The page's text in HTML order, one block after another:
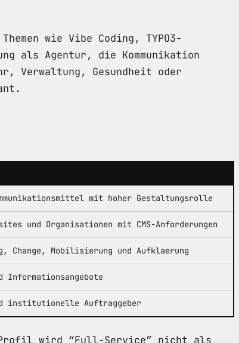
wie Vibe Coding, TYPO3-
als Agentur, die Kommunikation
Verwaltung, Gesundheit oder
mit hoher Gestaltungsrolle
und Organisationen mit CMS-Anforderungen
Change, Mobilisierung und Aufklaerung
Informationsangebote
institutionelle Auftraggeber
Profil wird “Full-Service” nicht als